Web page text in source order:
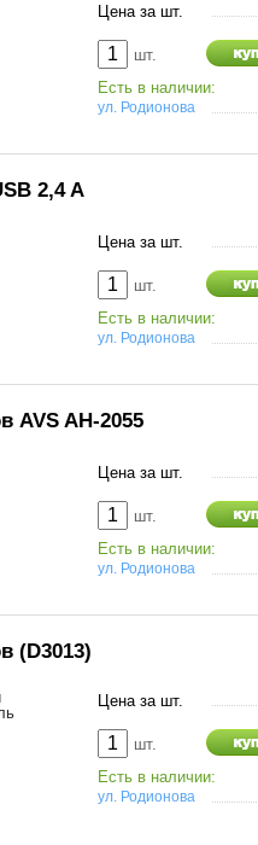
Цена за шт.
шт.
Есть в наличии:
ул. Родионова
2,4 A
Цена за шт.
шт.
Есть в наличии:
ул. Родионова
AVS AH-2055
Цена за шт.
шт.
Есть в наличии:
ул. Родионова
(D3013)
Цена за шт.
шт.
Есть в наличии:
ул. Родионова